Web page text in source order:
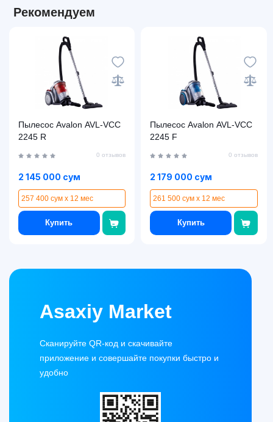
Рекомендуем
Пылесос Avalon AVL-VCC
2245 R
0 отзывов
2 145 000 сум
257 400 сум x 12 мес
Купить
Пылесос Avalon AVL-VCC
2245 F
0 отзывов
2 179 000 сум
261 500 сум x 12 мес
Купить
Asaxiy Market
Сканируйте QR-код и скачивайте
приложение и совершайте покупки быстро и
удобно